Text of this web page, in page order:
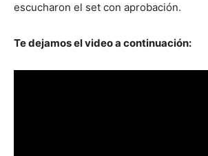
escucharon el set con aprobación.
Te dejamos el video a continuación: